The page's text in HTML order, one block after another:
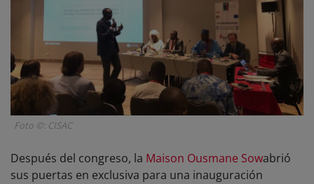
Foto ©: CISAC
Después del congreso, la Maison Ousmane Sowabrió
sus puertas en exclusiva para una inauguración